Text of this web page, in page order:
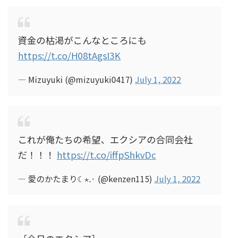
資金の枯渇がこんなところにも
https://t.co/H08tAgsI3K
— Mizuyuki (@mizuyuki0417) July 1, 2022
これが俺たちの希望、エクシアの合同会社
だ！！！ https://t.co/iffpShkvDc
— 愛のかたまり☾⋆.· (@kenzen115) July 1, 2022